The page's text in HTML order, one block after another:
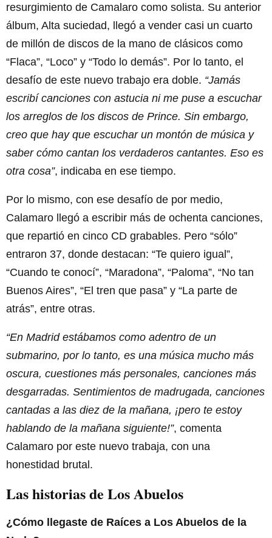
resurgimiento de Camalaro como solista. Su anterior
álbum, Alta suciedad, llegó a vender casi un cuarto
de millón de discos de la mano de clásicos como
“Flaca”, “Loco” y “Todo lo demás”. Por lo tanto, el
desafío de este nuevo trabajo era doble. “Jamás
escribí canciones con astucia ni me puse a escuchar
los arreglos de los discos de Prince. Sin embargo,
creo que hay que escuchar un montón de música y
saber cómo cantan los verdaderos cantantes. Eso es
otra cosa”, indicaba en ese tiempo.
Por lo mismo, con ese desafío de por medio,
Calamaro llegó a escribir más de ochenta canciones,
que repartió en cinco CD grabables. Pero “sólo”
entraron 37, donde destacan: “Te quiero igual”,
“Cuando te conocí”, “Maradona”, “Paloma”, “No tan
Buenos Aires”, “El tren que pasa” y “La parte de
atrás”, entre otras.
“En Madrid estábamos como adentro de un
submarino, por lo tanto, es una música mucho más
oscura, cuestiones más personales, canciones más
desgarradas. Sentimientos de madrugada, canciones
cantadas a las diez de la mañana, ¡pero te estoy
hablando de la mañana siguiente!”, comenta
Calamaro por este nuevo trabaja, con una
honestidad brutal.
Las historias de Los Abuelos
¿Cómo llegaste de Raíces a Los Abuelos de la